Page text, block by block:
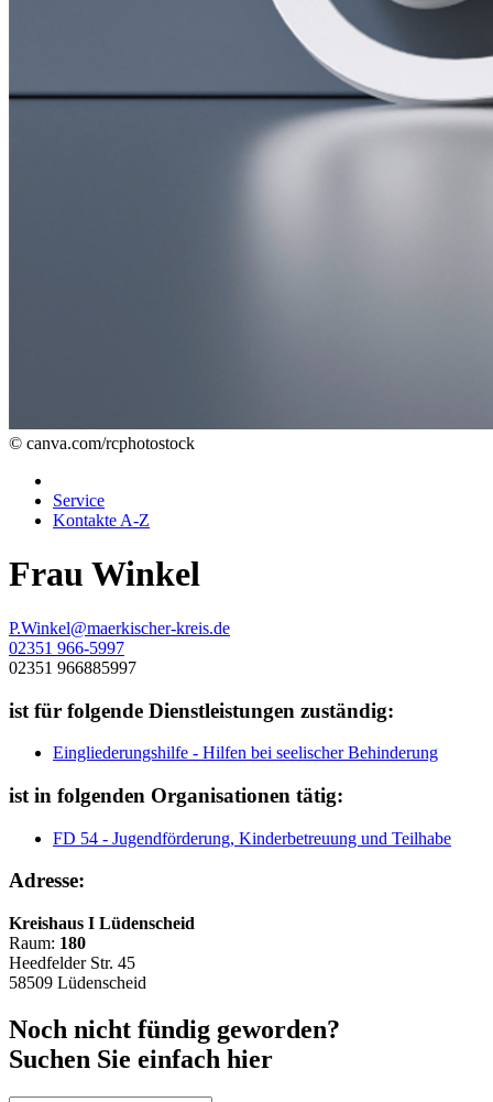
© canva.com/rcphotostock
Service
Kontakte A-Z
Frau Winkel
P.Winkel@maerkischer-kreis.de
02351 966-5997
02351 966885997
ist für folgende Dienstleistungen zuständig:
Eingliederungshilfe - Hilfen bei seelischer Behinderung
ist in folgenden Organisationen tätig:
FD 54 - Jugendförderung, Kinderbetreuung und Teilhabe
Adresse:
Kreishaus I Lüdenscheid
Raum: 180
Heedfelder Str. 45
58509 Lüdenscheid
Noch nicht fündig geworden?
Suchen Sie einfach hier